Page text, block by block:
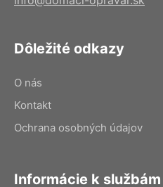
Dôležité odkazy
O nás
Kontakt
Ochrana osobných údajov
Informácie k službám